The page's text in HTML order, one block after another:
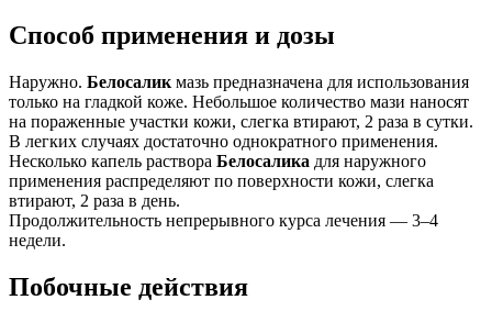
Способ применения и дозы
Наружно. Белосалик мазь предназначена для использования
только на гладкой коже. Небольшое количество мази наносят
на пораженные участки кожи, слегка втирают, 2 раза в сутки.
В легких случаях достаточно однократного применения.
Несколько капель раствора Белосалика для наружного
применения распределяют по поверхности кожи, слегка
втирают, 2 раза в день.
Продолжительность непрерывного курса лечения — 3–4
недели.
Побочные действия